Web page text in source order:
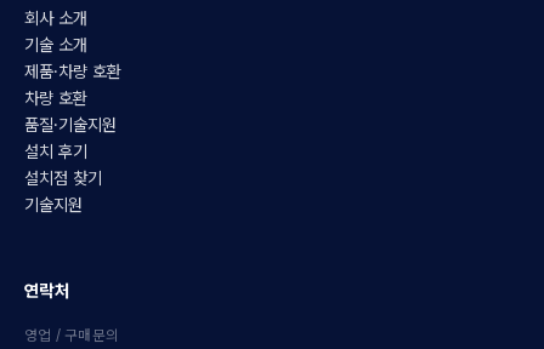
회사 소개
기술 소개
제품·차량 호환
차량 호환
품질·기술지원
설치 후기
설치점 찾기
기술지원
연락처
영업 / 구매문의